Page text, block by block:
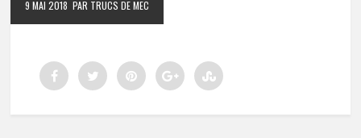
9 MAI 2018 PAR TRUCS DE MEC